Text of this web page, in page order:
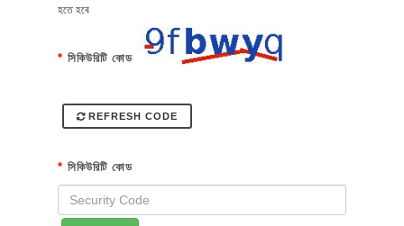
হতে হবে
* সিকিউরিটি কোড
REFRESH CODE
* সিকিউরিটি কোড